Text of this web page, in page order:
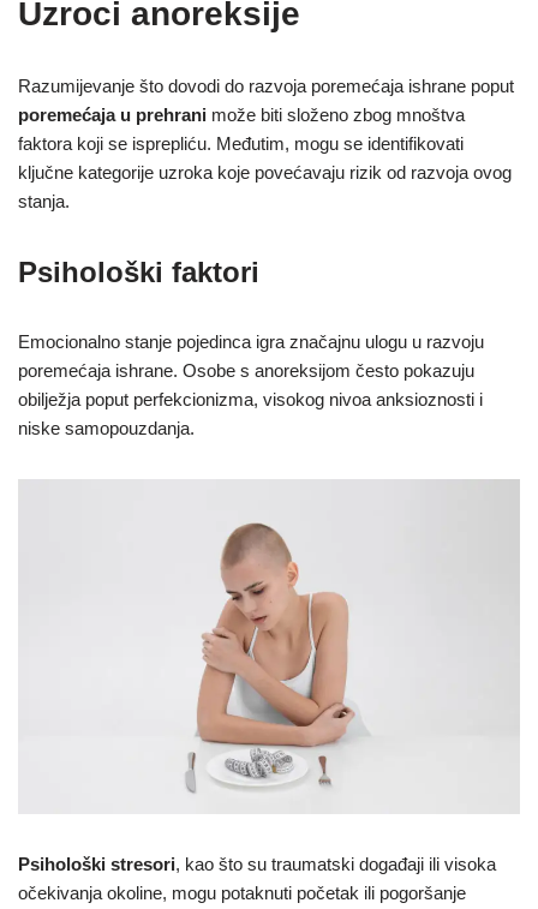
Uzroci anoreksije
Razumijevanje što dovodi do razvoja poremećaja ishrane poput
poremećaja u prehrani može biti složeno zbog mnoštva
faktora koji se isprepliću. Međutim, mogu se identifikovati
ključne kategorije uzroka koje povećavaju rizik od razvoja ovog
stanja.
Psihološki faktori
Emocionalno stanje pojedinca igra značajnu ulogu u razvoju
poremećaja ishrane. Osobe s anoreksijom često pokazuju
obilježja poput perfekcionizma, visokog nivoa anksioznosti i
niske samopouzdanja.
Psihološki stresori, kao što su traumatski događaji ili visoka
očekivanja okoline, mogu potaknuti početak ili pogoršanje